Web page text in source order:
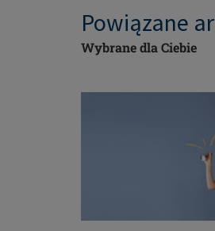
Powiązane
Wybrane dla Ciebie